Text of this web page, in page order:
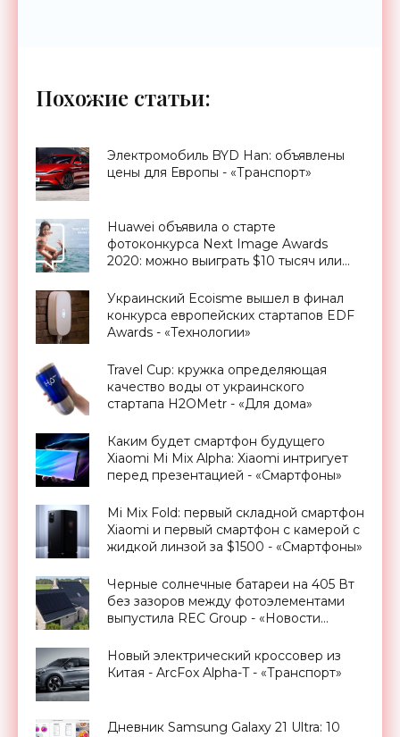
Похожие статьи:
Электромобиль BYD Han: объявлены
цены для Европы - «Транспорт»
Huawei объявила о старте
фотоконкурса Next Image Awards
2020: можно выиграть $10 тысяч или
Украинский Ecoisme вышел в финал
конкурса европейских стартапов EDF
Awards - «Технологии»
Travel Cup: кружка определяющая
качество воды от украинского
стартапа H2OMetr - «Для дома»
Каким будет смартфон будущего
Xiaomi Mi Mix Alpha: Xiaomi интригует
перед презентацией - «Смартфоны»
Mi Mix Fold: первый складной смартфон
Xiaomi и первый смартфон с камерой с
жидкой линзой за $1500 - «Смартфоны»
Черные солнечные батареи на 405 Вт
без зазоров между фотоэлементами
выпустила REC Group - «Новости
Новый электрический кроссовер из
Китая - ArcFox Alpha-T - «Транспорт»
Дневник Samsung Galaxy 21 Ultra: 10